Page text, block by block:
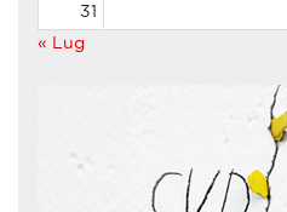
« Lug
31